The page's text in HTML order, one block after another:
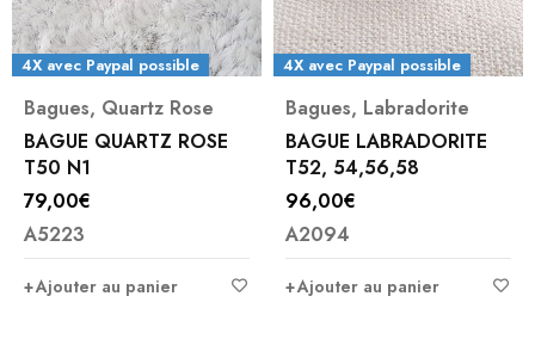
4X avec Paypal possible
Bagues, Quartz Rose
BAGUE QUARTZ ROSE
T50 N1
79,00€
A5223
Ajouter au panier
4X avec Paypal possible
Bagues, Labradorite
BAGUE LABRADORITE
T52, 54,56,58
96,00€
A2094
Ajouter au panier